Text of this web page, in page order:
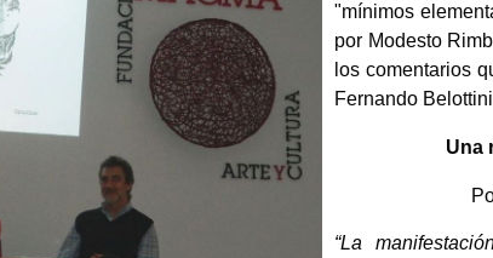
"mínimos
por Modesto
los comentarios
Fernando
Una
“La